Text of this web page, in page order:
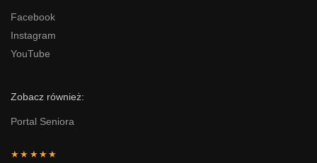
Facebook
Instagram
YouTube
Zobacz również:
Portal Seniora
★★★★★